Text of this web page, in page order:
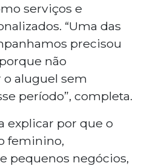
serviços e
“Uma das
precisou
não
aluguel sem
período”, completa.
explicar por que o
feminino,
pequenos negócios,